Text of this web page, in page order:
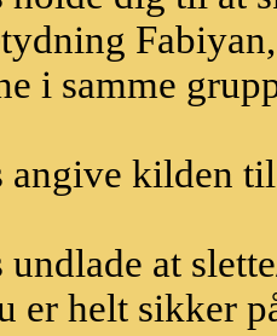
i samme
angive kilden
undlade at
er helt sikker